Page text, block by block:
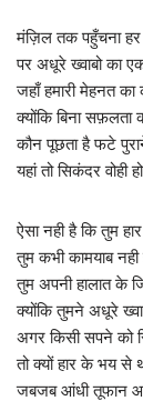
मंज़िल तक पहुँचना हर
पर अधूरे ख्वाबो का
जहाँ हमारी मेहनत का
क्योंकि बिना सफ़लता
कौन पूछता है फटे
यहां तो सिकंदर वोही
ऐसा नही है कि तुम
तुम कभी कामयाब
तुम अपनी हालात के
क्योंकि तुमने अधूरे
अगर किसी सपने को
तो क्यों हार के भय से
जबजब आंधी तूफान